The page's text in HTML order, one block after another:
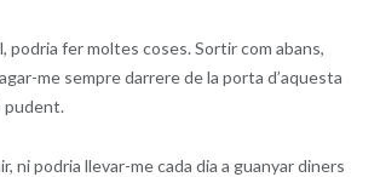
podria fer moltes coses. Sortir com abans,
me sempre darrere de la porta d’aquesta
pudent.
ni podria llevar-me cada dia a guanyar diners